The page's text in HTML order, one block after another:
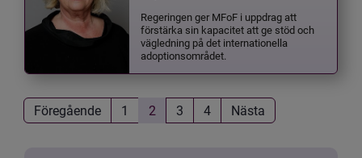
Regeringen ger MFoF i uppdrag att
förstärka sin kapacitet att ge stöd och
vägledning på det internationella
adoptionsområdet.
Föregående 1 2 3 4 Nästa